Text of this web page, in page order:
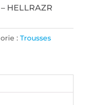
HELLRAZR
: Trousses